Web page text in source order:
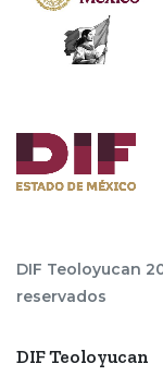
DIF Teoloyucan
reservados
DIFTeoloyucan